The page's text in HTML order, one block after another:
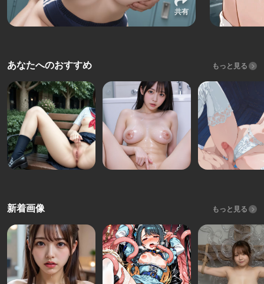
共有
あなたへのおすすめ もっと見る
新着画像 もっと見る